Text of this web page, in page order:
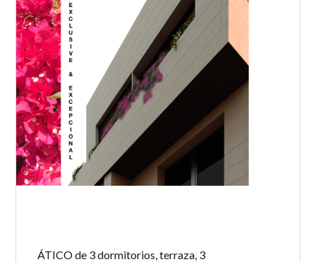
ÁTICO de 3 dormitorios, terraza, 3